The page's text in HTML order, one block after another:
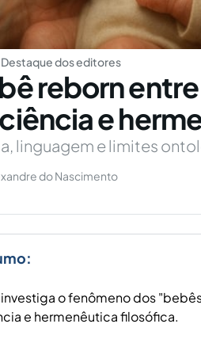
Destaque dos editores
reborn
e
linguagem e limites
do Nascimento
investiga o fenômeno dos
e hermenêutica filosófica.